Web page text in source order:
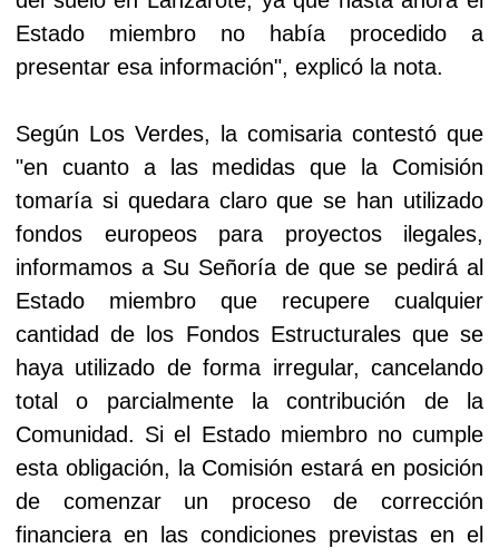
Estado miembro no había procedido a
presentar esa información", explicó la nota.
Según Los Verdes, la comisaria contestó que
"en cuanto a las medidas que la Comisión
tomaría si quedara claro que se han utilizado
fondos europeos para proyectos ilegales,
informamos a Su Señoría de que se pedirá al
Estado miembro que recupere cualquier
cantidad de los Fondos Estructurales que se
haya utilizado de forma irregular, cancelando
total o parcialmente la contribución de la
Comunidad. Si el Estado miembro no cumple
esta obligación, la Comisión estará en posición
de comenzar un proceso de corrección
financiera en las condiciones previstas en el